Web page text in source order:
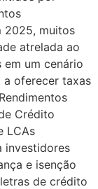
2025, muitos
atrelada ao
um cenário
a oferecer taxas
Crédito
LCAs
investidores
e isenção
de crédito